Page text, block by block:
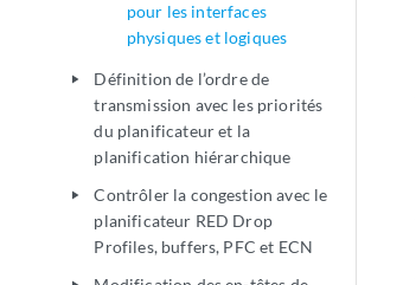
pour les interfaces
physiques et logiques
play_arrow
Définition de l’ordre de
transmission avec les priorités
du planificateur et la
planification hiérarchique
play_arrow
Contrôler la congestion avec le
planificateur RED Drop
Profiles, buffers, PFC et ECN